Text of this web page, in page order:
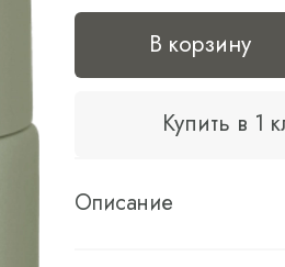
В корзину
Купить в 1
Описание